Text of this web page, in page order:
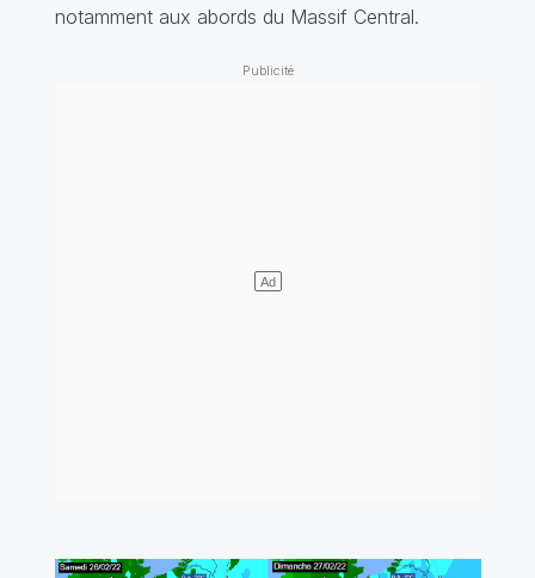
notamment aux abords du Massif Central.